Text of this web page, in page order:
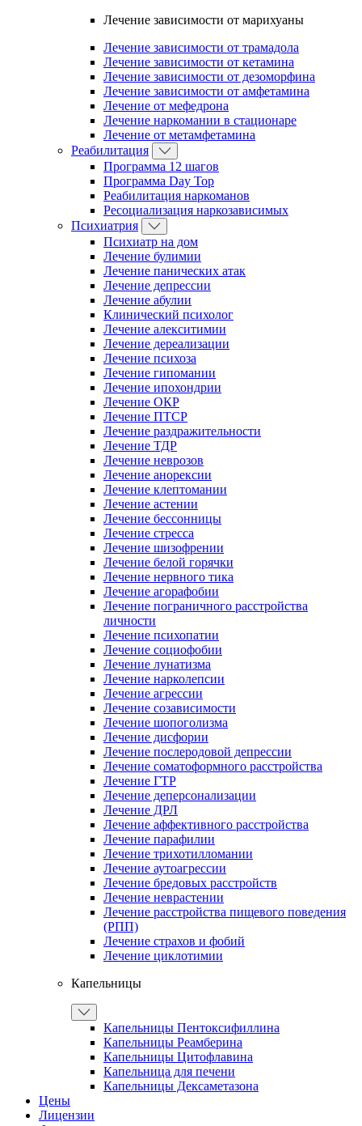
Лечение зависимости от марихуаны
Лечение зависимости от трамадола
Лечение зависимости от кетамина
Лечение зависимости от дезоморфина
Лечение зависимости от амфетамина
Лечение от мефедрона
Лечение наркомании в стационаре
Лечение от метамфетамина
Реабилитация
Программа 12 шагов
Программа Day Top
Реабилитация наркоманов
Ресоциализация наркозависимых
Психиатрия
Психиатр на дом
Лечение булимии
Лечение панических атак
Лечение депрессии
Лечение абулии
Клинический психолог
Лечение алекситимии
Лечение дереализации
Лечение психоза
Лечение гипомании
Лечение ипохондрии
Лечение ОКР
Лечение ПТСР
Лечение раздражительности
Лечение ТДР
Лечение неврозов
Лечение анорексии
Лечение клептомании
Лечение астении
Лечение бессонницы
Лечение стресса
Лечение шизофрении
Лечение белой горячки
Лечение нервного тика
Лечение агорафобии
Лечение пограничного расстройства
личности
Лечение психопатии
Лечение социофобии
Лечение лунатизма
Лечение нарколепсии
Лечение агрессии
Лечение созависимости
Лечение шопоголизма
Лечение дисфории
Лечение послеродовой депрессии
Лечение соматоформного расстройства
Лечение ГТР
Лечение деперсонализации
Лечение ДРЛ
Лечение аффективного расстройства
Лечение парафилии
Лечение трихотилломании
Лечение аутоагрессии
Лечение бредовых расстройств
Лечение неврастении
Лечение расстройства пищевого поведения
(РПП)
Лечение страхов и фобий
Лечение циклотимии
Капельницы
Капельницы Пентоксифиллина
Капельницы Реамберина
Капельницы Цитофлавина
Капельница для печени
Капельницы Дексаметазона
Цены
Лицензии